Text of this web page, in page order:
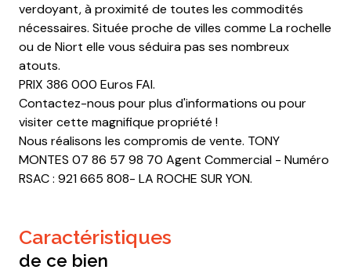
verdoyant, à proximité de toutes les commodités
nécessaires. Située proche de villes comme La rochelle
ou de Niort elle vous séduira pas ses nombreux
atouts.
PRIX 386 000 Euros FAI.
Contactez-nous pour plus d'informations ou pour
visiter cette magnifique propriété !
Nous réalisons les compromis de vente. TONY
MONTES 07 86 57 98 70 Agent Commercial - Numéro
RSAC : 921 665 808- LA ROCHE SUR YON.
caractéristiques
de ce bien